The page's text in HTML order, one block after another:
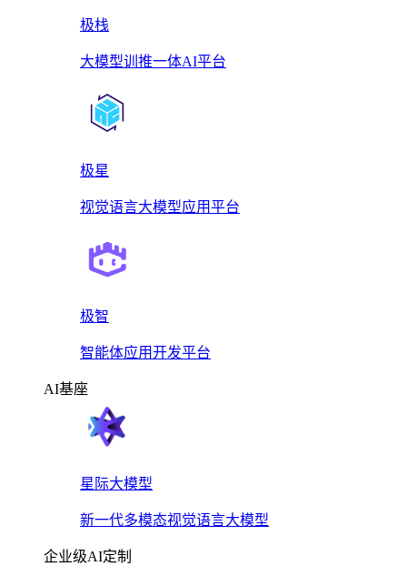
极栈
大模型训推一体AI平台
极星
视觉语言大模型应用平台
极智
智能体应用开发平台
AI基座
星际大模型
新一代多模态视觉语言大模型
企业级AI定制